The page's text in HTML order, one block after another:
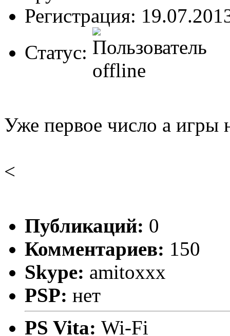
Регистрация:
Статус:
Уже первое число а игры
<
Публикаций: 0
Комментариев: 150
Skype: amitoxxx
PSP: нет
PS Vita: Wi-Fi